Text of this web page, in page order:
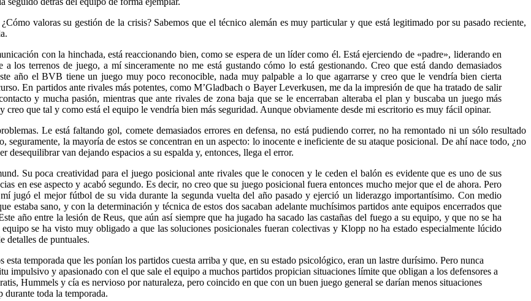
valoras su gestión de la crisis? Sabemos que el técnico alemán es muy particular y que está legitimado por su pasado reciente,
con la hinchada, está reaccionando bien, como se espera de un líder como él. Está ejerciendo de «padre», liderando en
los terrenos de juego, a mí sinceramente no me está gustando cómo lo está gestionando. Creo que está dando demasiados
año el BVB tiene un juego muy poco reconocible, nada muy palpable a lo que agarrarse y creo que le vendría bien cierta
En partidos ante rivales más potentes, como M’Gladbach o Bayer Leverkusen, me da la impresión de que ha tratado de salir
y mucha pasión, mientras que ante rivales de zona baja que se le encerraban alteraba el plan y buscaba un juego más
que tal y como está el equipo le vendría bien más seguridad. Aunque obviamente desde mi escritorio es muy fácil opinar.
Le está faltando gol, comete demasiados errores en defensa, no está pudiendo correr, no ha remontado ni un sólo resultado
la mayoría de estos se concentran en un aspecto: lo inocente e ineficiente de su ataque posicional. De ahí nace todo, ¿no
van dejando espacios a su espalda y, entonces, llega el error.
Su poca creatividad para el juego posicional ante rivales que le conocen y le ceden el balón es evidente que es uno de sus
en ese aspecto y acabó segundo. Es decir, no creo que su juego posicional fuera entonces mucho mejor que el de ahora. Pero
jugó el mejor fútbol de su vida durante la segunda vuelta del año pasado y ejerció un liderazgo importantísimo. Con medio
estaba sano, y con la determinación y técnica de estos dos sacaban adelante muchísimos partidos ante equipos encerrados que
año entre la lesión de Reus, que aún así siempre que ha jugado ha sacado las castañas del fuego a su equipo, y que no se ha
se ha visto muy obligado a que las soluciones posicionales fueran colectivas y Klopp no ha estado especialmente lúcido
detalles de puntuales.
temporada que les ponían los partidos cuesta arriba y que, en su estado psicológico, eran un lastre durísimo. Pero nunca
impulsivo y apasionado con el que sale el equipo a muchos partidos propician situaciones límite que obligan a los defensores a
Hummels y cía es nervioso por naturaleza, pero coincido en que con un buen juego general se darían menos situaciones
durante toda la temporada.